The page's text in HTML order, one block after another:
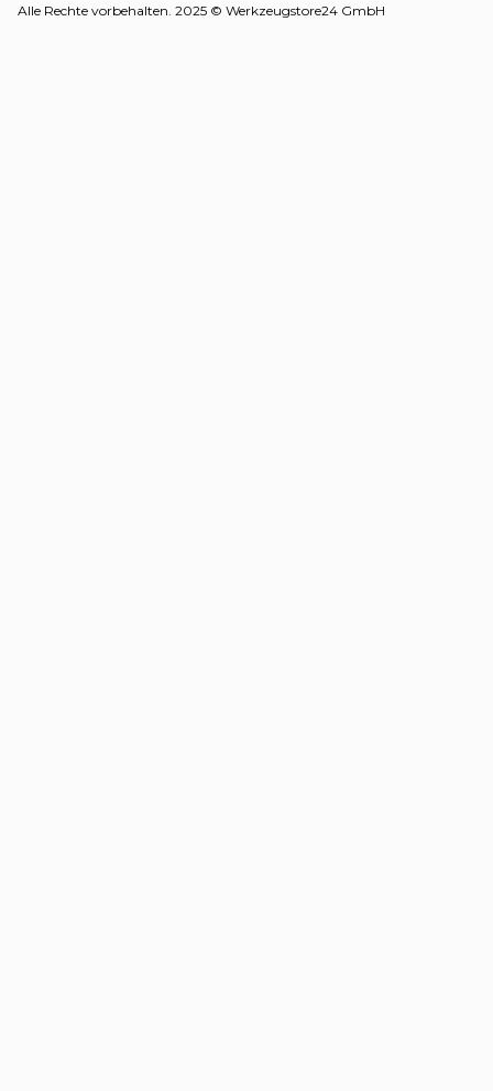
Alle Rechte vorbehalten. 2025 © Werkzeugstore24 GmbH